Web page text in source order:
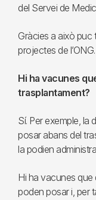
del Servei de
Gràcies a això puc
projectes de l’ONG.
Hi ha vacunes
trasplantament?
Sí. Per exemple, la
posar abans del
la podien
Hi ha vacunes que
poden posar i, per